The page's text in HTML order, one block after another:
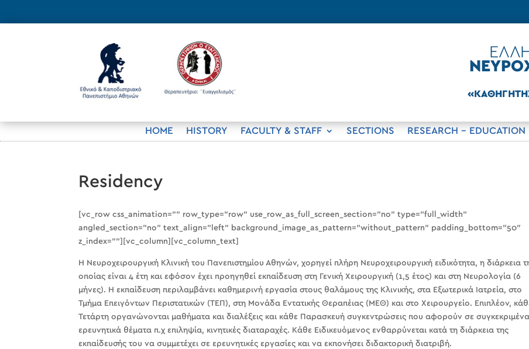
HOME HISTORY FACULTY & STAFF SECTIONS RESEARCH – EDUCATION
Residency
[vc_row css_animation=”” row_type=”row” use_row_as_full_screen_section=”no” type=”full_width”
angled_section=”no” text_align=”left” background_image_as_pattern=”without_pattern” padding_bottom=”50″
z_index=””][vc_column][vc_column_text]
Η Νευροχειρουργική Κλινική του Πανεπιστημίου Αθηνών, χορηγεί πλήρη Νευροχειρουργική ειδικότητα, η διάρκεια
οποίας είναι 4 έτη και εφόσον έχει προηγηθεί εκπαίδευση στη Γενική Χειρουργική (1,5 έτος) και στη Νευρολογία (6
μήνες). Η εκπαίδευση περιλαμβάνει καθημερινή εργασία στους θαλάμους της Κλινικής, στα Εξωτερικά Ιατρεία, στο
Τμήμα Επειγόντων Περιστατικών (ΤΕΠ), στη Μονάδα Εντατικής Θεραπέιας (ΜΕΘ) και στο Χειρουργείο. Επιπλέον,
Τετάρτη οργανώνονται μαθήματα και διαλέξεις και κάθε Παρασκευή συγκεντρώσεις που αφορούν σε συγκεκριμένα
ερευνητικά θέματα π.χ επιληψία, κινητικές διαταραχές. Κάθε Ειδικευόμενος ενθαρρύνεται κατά τη διάρκεια της
εκπαίδευσής του να συμμετέχει σε ερευνητικές εργασίες και να εκπονήσει διδακτορική διατριβή.